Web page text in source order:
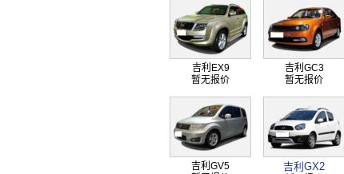
吉利EX9
暂无报价
吉利GC3
暂无报价
吉利GV5
吉利GX2